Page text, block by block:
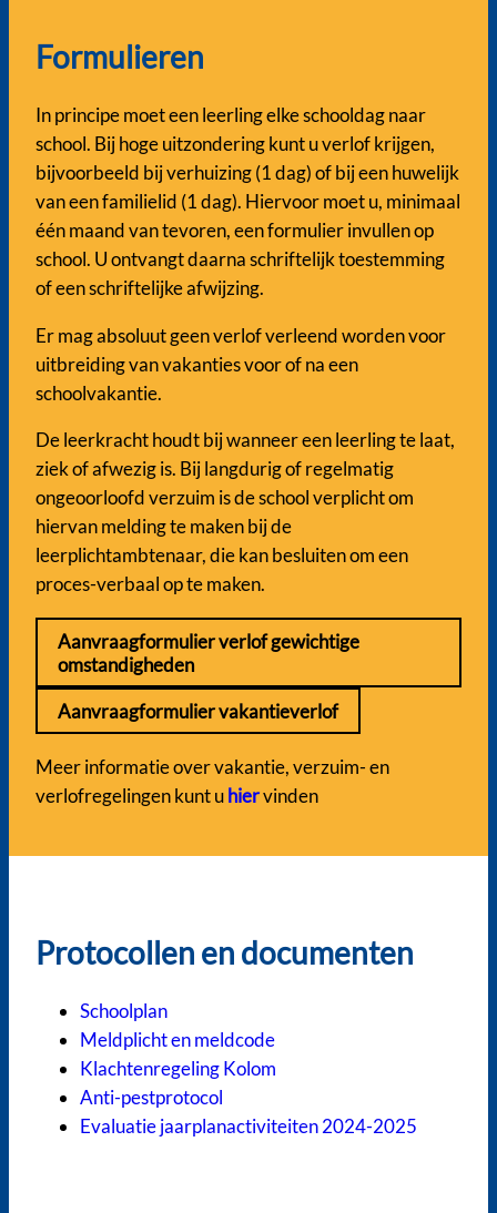
Formulieren
In principe moet een leerling elke schooldag naar
school. Bij hoge uitzondering kunt u verlof krijgen,
bijvoorbeeld bij verhuizing (1 dag) of bij een huwelijk
van een familielid (1 dag). Hiervoor moet u, minimaal
één maand van tevoren, een formulier invullen op
school. U ontvangt daarna schriftelijk toestemming
of een schriftelijke afwijzing.
Er mag absoluut geen verlof verleend worden voor
uitbreiding van vakanties voor of na een
schoolvakantie.
De leerkracht houdt bij wanneer een leerling te laat,
ziek of afwezig is. Bij langdurig of regelmatig
ongeoorloofd verzuim is de school verplicht om
hiervan melding te maken bij de
leerplichtambtenaar, die kan besluiten om een
proces-verbaal op te maken.
Aanvraagformulier verlof gewichtige
omstandigheden
Aanvraagformulier vakantieverlof
Meer informatie over vakantie, verzuim- en
verlofregelingen kunt uhiervinden
Protocollen en documenten
Schoolplan
Meldplicht en meldcode
Klachtenregeling Kolom
Anti-pestprotocol
Evaluatie jaarplanactiviteiten 2024-2025